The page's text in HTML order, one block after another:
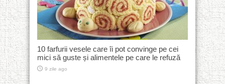
10 farfurii vesele care îi pot convinge pe cei
mici să guste și alimentele pe care le refuză
9 zile ago